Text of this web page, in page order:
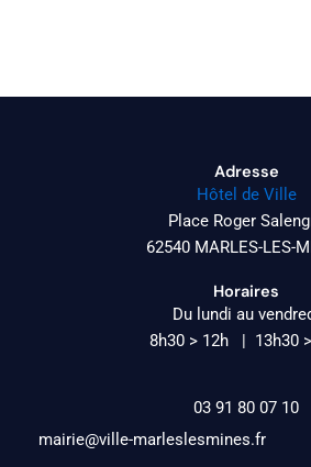
Adresse
Hôtel de Ville
Place Roger
62540 MARLES-LES-
Horaires
Du lundi au
8h30 > 12h | 13h30
03 91 80 07 10
mairie@ville-marleslesmines.fr